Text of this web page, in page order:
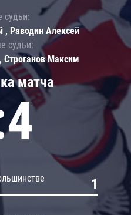
матча
1
судьи:
, Раводин Алексей
судьи:
Строганов Максим